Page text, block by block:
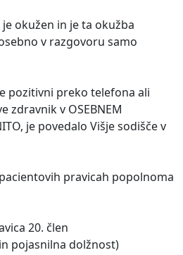
okužen in je ta okužba
v razgovoru samo
pozitivni preko telefona ali
zdravnik v OSEBNEM
je povedalo Višje sodišče v
pravicah popolnoma
20. člen
pojasnilna dolžnost)